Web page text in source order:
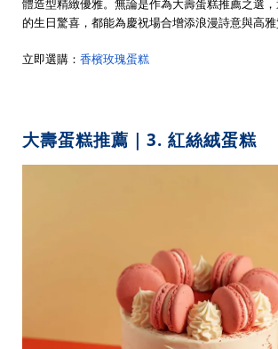
體造型精緻優雅。無論是作為大壽蛋糕推薦之選
的生日驚喜，都能為慶祝場合增添浪漫詩意與高雅
立即選購： 香檳玫瑰蛋糕
大壽蛋糕推薦｜3. 紅絲絨蛋糕